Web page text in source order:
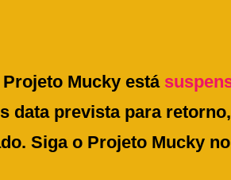
Mucky está
data prevista para
Siga o Projeto Mucky no